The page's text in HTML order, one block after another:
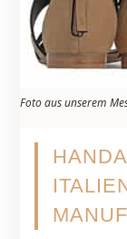
Foto aus unserem